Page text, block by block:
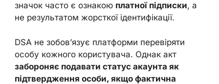
значок часто є ознакою платної підписки, а
не результатом жорсткої ідентифікації.
DSA не зобов’язує платформи перевіряти
особу кожного користувача. Однак акт
забороняє подавати статус акаунта як
підтвердження особи, якщо фактична